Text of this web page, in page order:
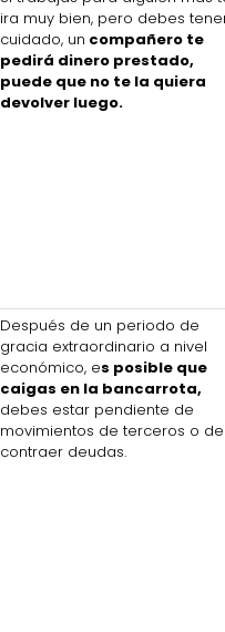
ira muy bien, pero debes
cuidado, un compañero te
pedirá dinero prestado,
puede que no te la quiera
devolver luego.
Después de un periodo de
gracia extraordinario a nivel
económico, es posible que
caigas en la bancarrota,
debes estar pendiente de
movimientos de terceros o de
contraer deudas.